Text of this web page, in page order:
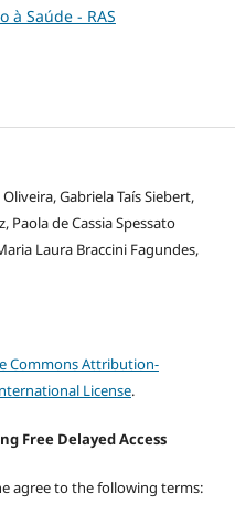
à Saúde - RAS
Gabriela Taís Siebert,
Paola de Cassia Spessato
Laura Braccini Fagundes,
Commons Attribution-
License.
Free Delayed Access
agree to the following terms: